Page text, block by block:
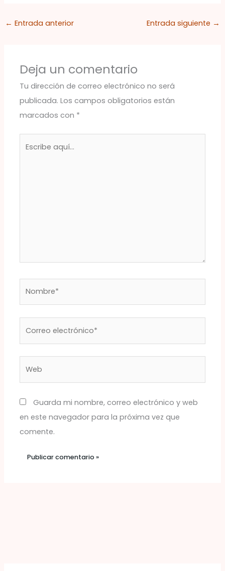
← Entrada anterior Entrada siguiente →
Deja un comentario
Tu dirección de correo electrónico no será
publicada. Los campos obligatorios están
marcados con *
Guarda mi nombre, correo electrónico y web
en este navegador para la próxima vez que
comente.